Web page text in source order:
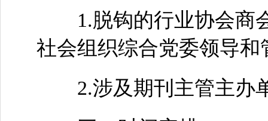
1.脱钩的行业协会商会
社会组织综合党委领导和
2.涉及期刊主管主办单